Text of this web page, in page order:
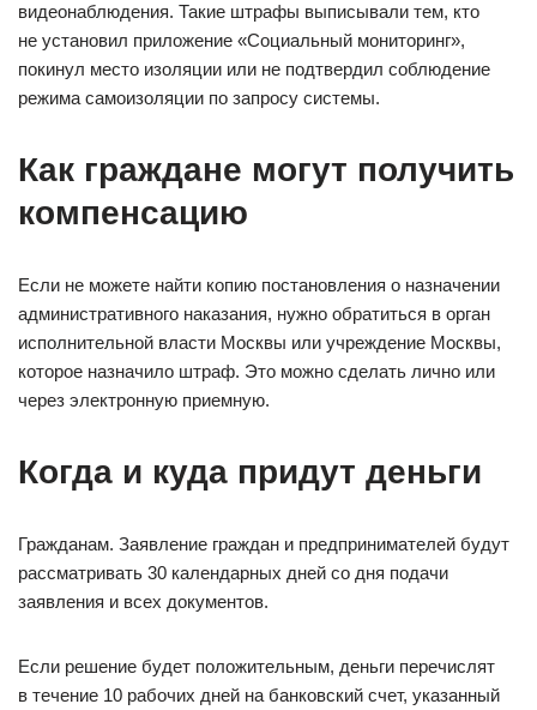
видеонаблюдения. Такие штрафы выписывали тем, кто
не установил приложение «Социальный мониторинг»,
покинул место изоляции или не подтвердил соблюдение
режима самоизоляции по запросу системы.
Как граждане могут получить
компенсацию
Если не можете найти копию постановления о назначении
административного наказания, нужно обратиться в орган
исполнительной власти Москвы или учреждение Москвы,
которое назначило штраф. Это можно сделать лично или
через электронную приемную.
Когда и куда придут деньги
Гражданам. Заявление граждан и предпринимателей будут
рассматривать 30 календарных дней со дня подачи
заявления и всех документов.
Если решение будет положительным, деньги перечислят
в течение 10 рабочих дней на банковский счет, указанный